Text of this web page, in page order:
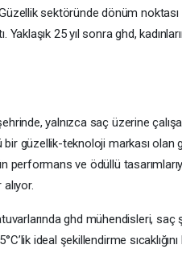
sektöründe dönüm
Yaklaşık 25 yıl sonra ghd,
yalnızca saç üzerine
bir güzellik-teknoloji markası
performans ve ödüllü
ghd mühendisleri, saç
ideal şekillendirme